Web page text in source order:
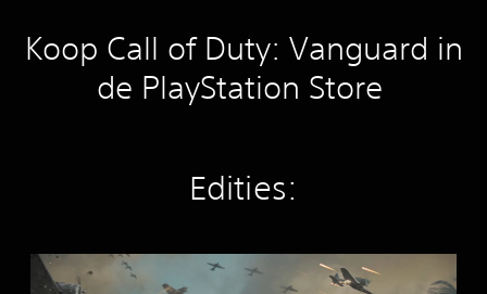
Koop Call of Duty: Vanguard in
de PlayStation Store
Edities: